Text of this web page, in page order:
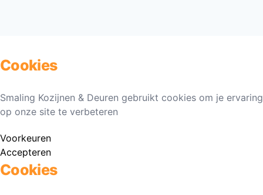
Cookies
Smaling Kozijnen & Deuren gebruikt cookies om je ervaring
op onze site te verbeteren
Voorkeuren
Accepteren
Cookies